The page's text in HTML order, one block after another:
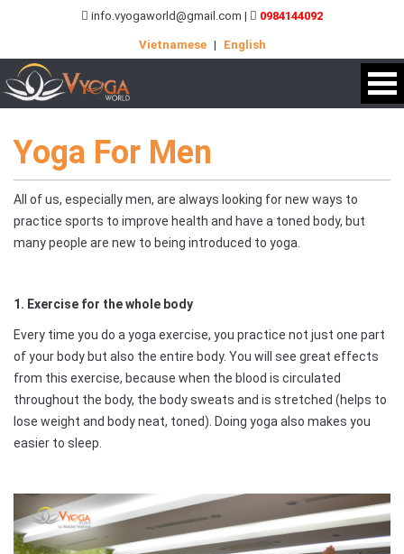
info.vyogaworld@gmail.com | 0984144092
Vietnamese | English
Yoga For Men
All of us, especially men, are always looking for new ways to
practice sports to improve health and have a toned body, but
many people are new to being introduced to yoga.
1. Exercise for the whole body
Every time you do a yoga exercise, you practice not just one part
of your body but also the entire body. You will see great effects
from this exercise, because when the blood is circulated
throughout the body, the body sweats and is stretched (helps to
lose weight and body neat, toned). Doing yoga also makes you
easier to sleep.